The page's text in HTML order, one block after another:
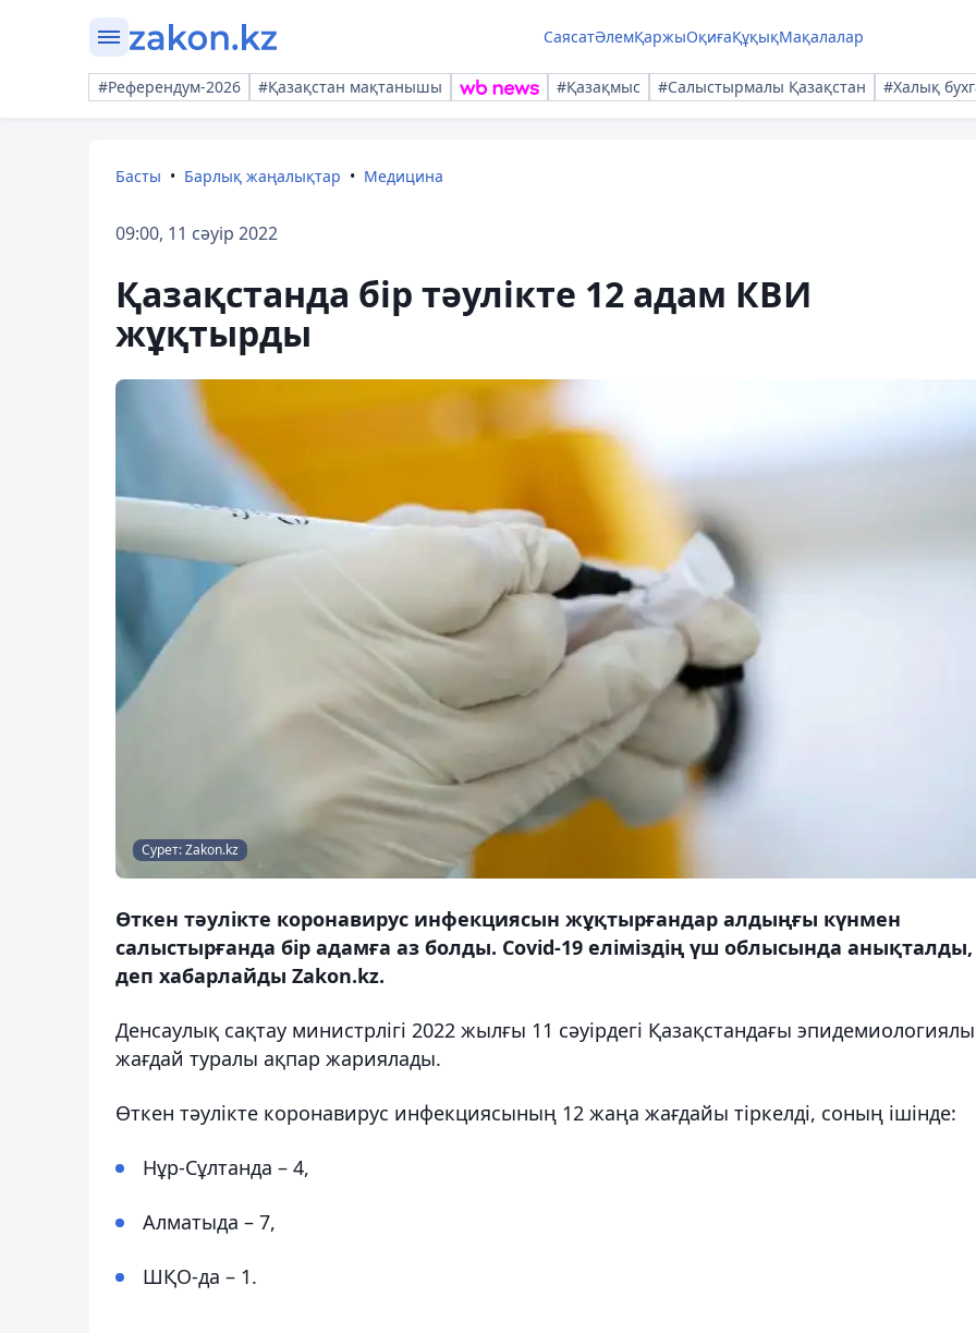
СаясатӘлемҚаржыОқиғаҚұқықМақалалар
#Референдум-2026 #Қазақстан мақтанышы #Қазақмыс #Салыстырмалы Қазақстан #Халық
Басты Барлық жаңалықтар Медицина
09:00, 11 сәуір 2022
Қазақстанда бір тәулікте 12 адам КВИ
жұқтырды
Сурет: Zakon.kz
Өткен тәулікте коронавирус инфекциясын жұқтырғандар алдыңғы күнмен
салыстырғанда бір адамға аз болды. Covid-19 еліміздің үш облысында анықталды,
деп хабарлайды Zakon.kz.
Денсаулық сақтау министрлігі 2022 жылғы 11 сәуірдегі Қазақстандағы
жағдай туралы ақпар жариялады.
Өткен тәулікте коронавирус инфекциясының 12 жаңа жағдайы тіркелді, соның ішінде:
Нұр-Сұлтанда – 4,
Алматыда – 7,
ШҚО-да – 1.